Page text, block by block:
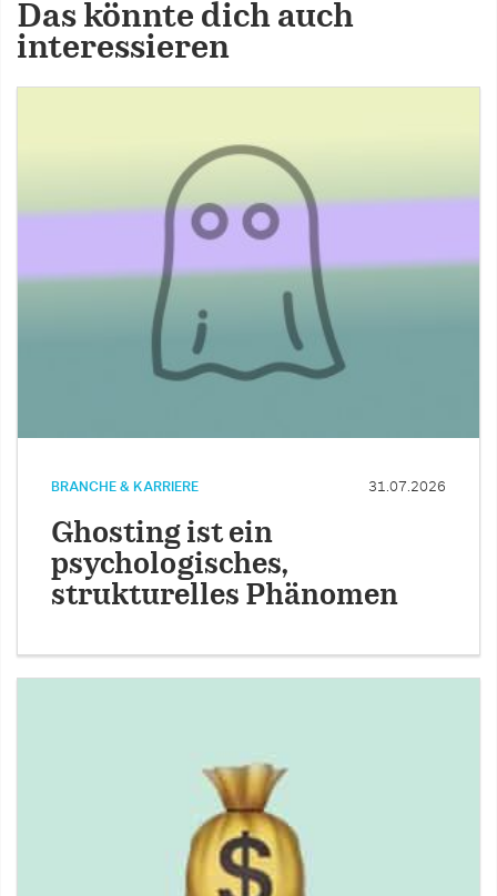
Das könnte dich auch
interessieren
BRANCHE & KARRIERE 31.07.2026
Ghosting ist ein
psychologisches,
strukturelles Phänomen